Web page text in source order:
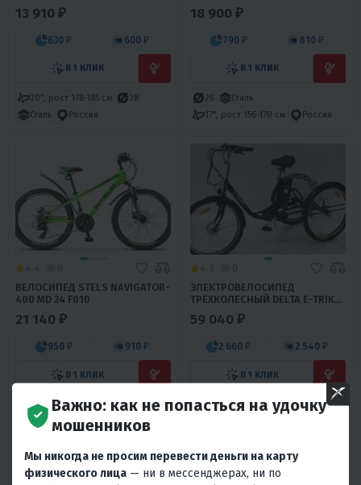
13 910 ₽
630 ₽ 600 ₽
В 1 КЛИК
20", рост 178-185 см
28
Сталь
Россия
18 900 ₽
790 ₽ 810 ₽
В 1 КЛИК
26
Сталь
17", рост 156-170 см
Россия
ВЕЛОСИПЕД STELS NAVIGATOR-
400 MD 24 F010
21 140 ₽
950 ₽ 910 ₽
В 1 КЛИК
12", рост 95-135 см
24
Сталь
Россия
ЭЛЕКТРОВЕЛОСИПЕД
ТРЁХКОЛЕСНЫЙ DELTA E-TRIKE
59 040 ₽
2 660 ₽ 2 540 ₽
В 1 КЛИК
26 Россия
Важно: как не попасться на удочку
мошенников
Мы никогда не просим перевести деньги на карту
физического лица — ни в мессенджерах, ни по